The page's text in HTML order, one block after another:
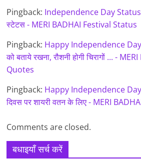
Pingback: Independence Day Status -
स्टेटस - MERI BADHAI Festival Status
Pingback: Happy Independence
को बताये रखना, रौशनी होगी चिरागों ... -
Quotes
Pingback: Happy Independence Day
दिवस पर शायरी वतन के लिए - MERI
Comments are closed.
बधाइयाँ सर्च करें